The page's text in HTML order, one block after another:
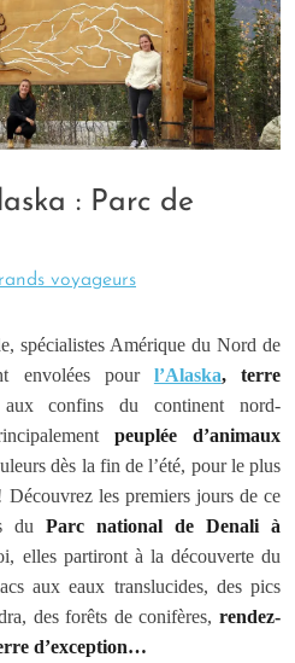
: Parc de
voyageurs
spécialistes Amérique du Nord de
envolées pour l’Alaska, terre
confins du continent nord-
peuplée d’animaux
dès la fin de l’été, pour le plus
les premiers jours de ce
du Parc national de Denali à
elles partiront à la découverte du
aux eaux translucides, des pics
des forêts de conifères, rendez-
d’exception…